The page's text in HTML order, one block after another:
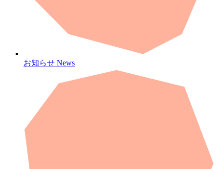
お知らせ News